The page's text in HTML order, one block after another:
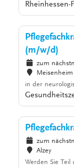
Rheinhessen-
(m/w/d)
zum
Meisenheim
in der
zum
Alzey
Werden Sie